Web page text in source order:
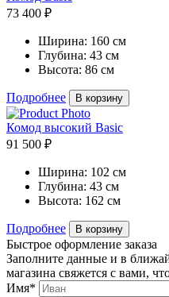
73 400 ₽
Ширина: 160 см
Глубина: 43 см
Высота: 86 см
Подробнее В корзину
Комод высокий Basic
91 500 ₽
Ширина: 102 см
Глубина: 43 см
Высота: 162 см
Подробнее В корзину
Быстрое оформление заказа
Заполните данные и в
магазина свяжется с вами,
Имя*